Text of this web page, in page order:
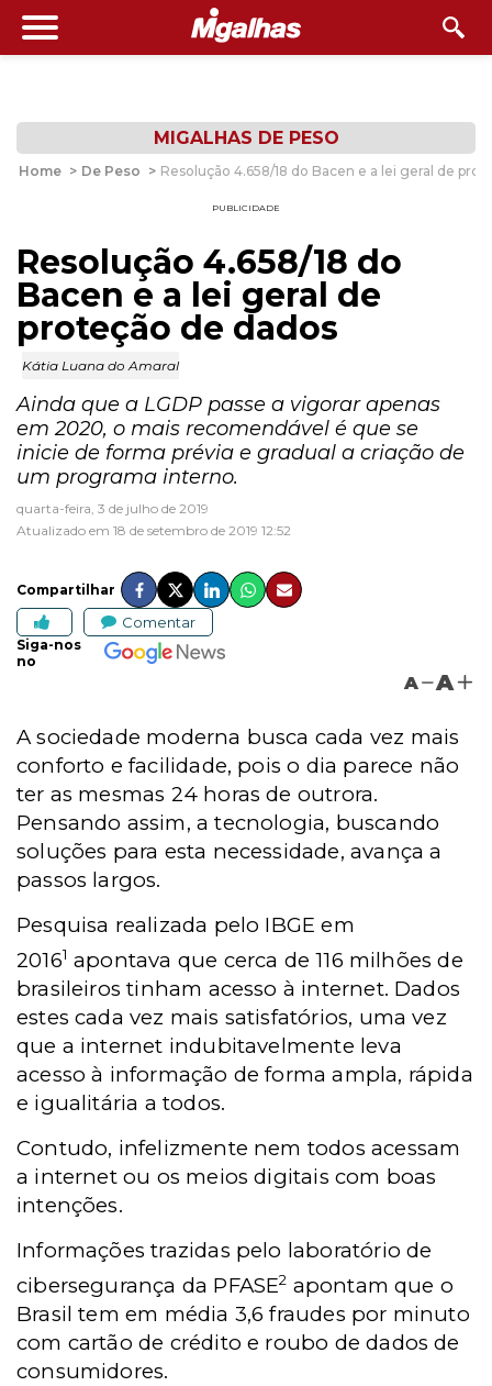
MIGALHAS DE PESO
Home > De Peso > Resolução 4.658/18 do Bacen e a lei geral de
PUBLICIDADE
Resolução 4.658/18 do
Bacen e a lei geral de
proteção de dados
Kátia Luana do Amaral
Ainda que a LGDP passe a vigorar apenas
em 2020, o mais recomendável é que se
inicie de forma prévia e gradual a criação de
um programa interno.
quarta-feira, 3 de julho de 2019
Atualizado em 18 de setembro de 2019 12:52
Compartilhar
Comentar
Siga-nos
no
A A
A sociedade moderna busca cada vez mais
conforto e facilidade, pois o dia parece não
ter as mesmas 24 horas de outrora.
Pensando assim, a tecnologia, buscando
soluções para esta necessidade, avança a
passos largos.
Pesquisa realizada pelo IBGE em
20161 apontava que cerca de 116 milhões de
brasileiros tinham acesso à internet. Dados
estes cada vez mais satisfatórios, uma vez
que a internet indubitavelmente leva
acesso à informação de forma ampla, rápida
e igualitária a todos.
Contudo, infelizmente nem todos acessam
a internet ou os meios digitais com boas
intenções.
Informações trazidas pelo laboratório de
cibersegurança da PFASE2 apontam que o
Brasil tem em média 3,6 fraudes por minuto
com cartão de crédito e roubo de dados de
consumidores.